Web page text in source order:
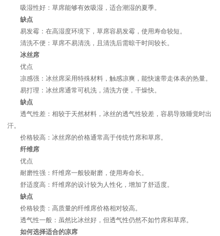
吸湿性好：草席能够有效吸湿，适合潮湿的夏季。
缺点
易发霉：在高湿度环境下，草席容易发霉，使用寿命较短。
清洗不便：草席不易清洗，且清洗后需晾干时间较长。
冰丝席
优点
凉感强：冰丝席采用特殊材料，触感凉爽，能快速带走体表的热量。
易打理：冰丝席通常可机洗，清洗方便，干燥快。
缺点
透气性差：相较于天然材料，冰丝的透气性较差，容易导致睡觉时出
汗。
价格较高：冰丝席的价格通常高于传统竹席和草席。
纤维席
优点
耐磨性强：纤维席一般较耐磨，使用寿命长。
舒适度高：纤维席的设计较为人性化，增加了舒适度。
缺点
价格较贵：高质量的纤维席价格相对较高。
透气性一般：虽然比冰丝好，但透气性仍然不如竹席和草席。
如何选择适合的凉席